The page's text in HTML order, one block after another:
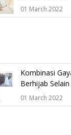
01 March 2022
Kombinasi
Berhijab
Jeans
01 March 2022